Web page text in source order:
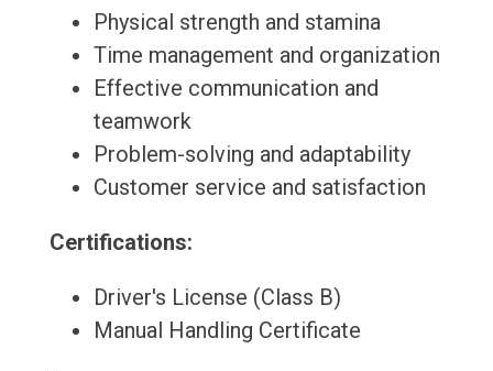
Physical strength and stamina
Time management and organization
Effective communication and
teamwork
Problem-solving and adaptability
Customer service and satisfaction
Certifications:
Driver's License (Class B)
Manual Handling Certificate